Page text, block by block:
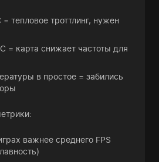
тепловое троттлинг, нужен
= карта снижает частоты для
в простое = забились
важнее среднего FPS